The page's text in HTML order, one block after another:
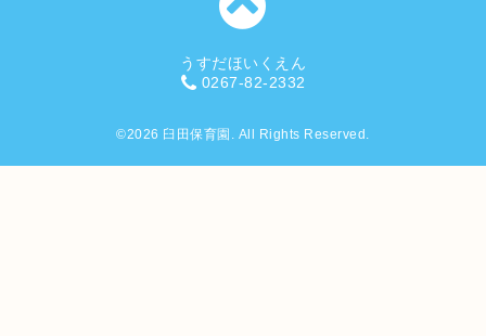
うすだほいくえん
0267-82-2332
©2026 臼田保育園 . All Rights Reserved.